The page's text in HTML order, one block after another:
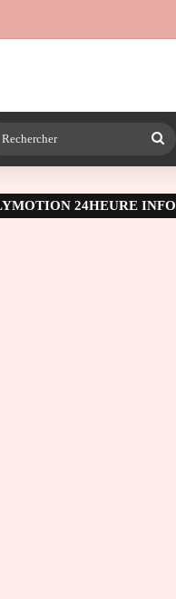
24HEURE INFO